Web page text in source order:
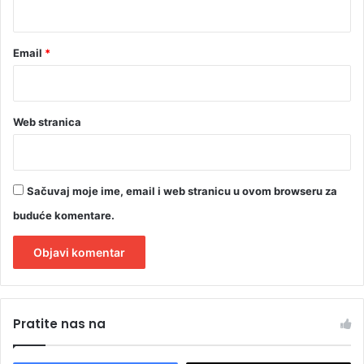
r
u
Email *
Web stranica
Sačuvaj moje ime, email i web stranicu u ovom browseru za
buduće komentare.
tPratite nas na